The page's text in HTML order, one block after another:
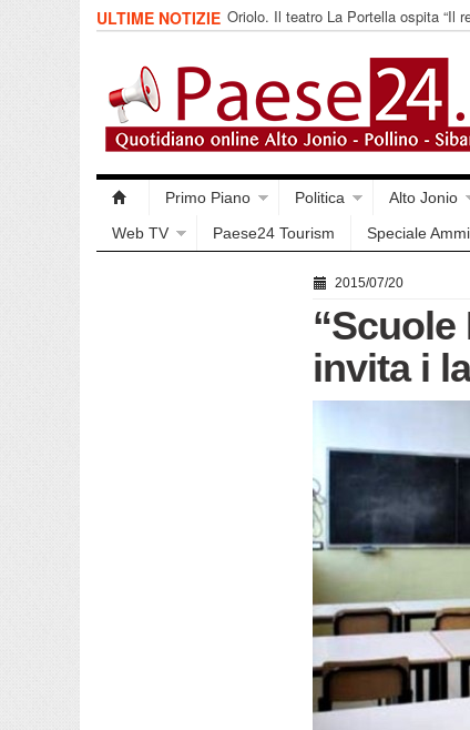
ULTIME NOTIZIE Oriolo. Il teatro La Portella ospita “Il
collettivo 365
Primo Piano Politica Alto Jonio
Web TV
Paese24 Tourism Speciale
2015/07/20
invita i